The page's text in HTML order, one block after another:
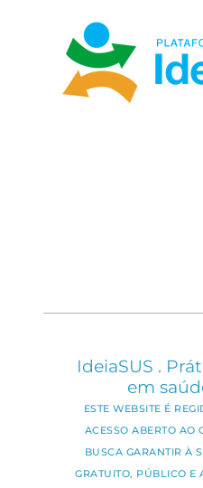
IdeiaSUS .
em
ESTE WEBSITE É
ACESSO ABERTO AO
BUSCA GARANTIR À
GRATUITO, PÚBLICO E